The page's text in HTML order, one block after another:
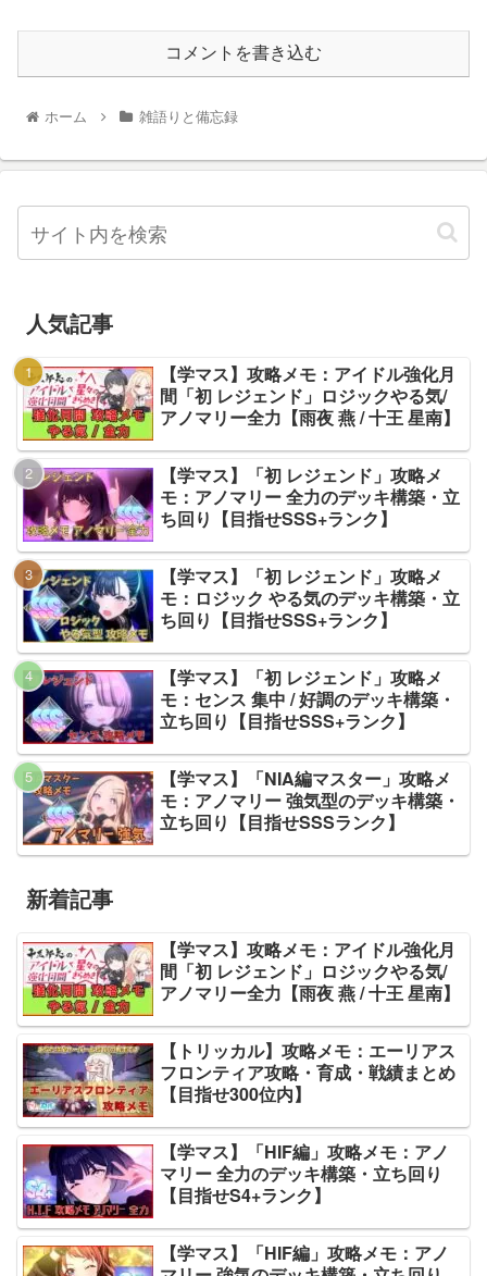
コメントを書き込む
ホーム 雑語りと備忘録
人気記事
【学マス】攻略メモ：アイドル強化月
間「初 レジェンド」ロジックやる気/
アノマリー全力【雨夜 燕 / 十王 星南】
【学マス】「初 レジェンド」攻略メ
モ：アノマリー 全力のデッキ構築・立
ち回り【目指せSSS+ランク】
【学マス】「初 レジェンド」攻略メ
モ：ロジック やる気のデッキ構築・立
ち回り【目指せSSS+ランク】
【学マス】「初 レジェンド」攻略メ
モ：センス 集中 / 好調のデッキ構築・
立ち回り【目指せSSS+ランク】
【学マス】「NIA編マスター」攻略メ
モ：アノマリー 強気型のデッキ構築・
立ち回り【目指せSSSランク】
新着記事
【学マス】攻略メモ：アイドル強化月
間「初 レジェンド」ロジックやる気/
アノマリー全力【雨夜 燕 / 十王 星南】
【トリッカル】攻略メモ：エーリアス
フロンティア攻略・育成・戦績まとめ
【目指せ300位内】
【学マス】「HIF編」攻略メモ：アノ
マリー 全力のデッキ構築・立ち回り
【目指せS4+ランク】
【学マス】「HIF編」攻略メモ：アノ